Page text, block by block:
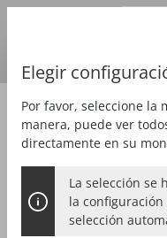
Fresar Fresadora
FRESA
MAX EN EL
Elegir
Por favor, seleccione la
manera, puede ver
directamente en su
La selección se
la
selección